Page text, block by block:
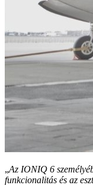
„Az IONIQ 6
funkcionalitás és az